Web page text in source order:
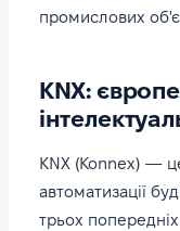
промислових
KNX:
KNX (Konnex) —
автоматизації
трьох